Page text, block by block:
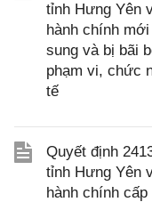
tỉnh Hưng Yên
hành chính
sung và bị bãi
phạm vi, chức
tế
Quyết định
tỉnh Hưng Yên
hành chính